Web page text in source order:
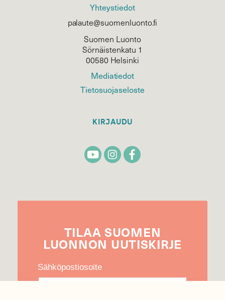
Yhteystiedot
palaute@suomenluonto.fi
Suomen Luonto
Sörnäistenkatu 1
00580 Helsinki
Mediatiedot
Tietosuojaseloste
KIRJAUDU
TILAA SUOMEN
LUONNON UUTIS­KIRJE
Sähköpostiosoite